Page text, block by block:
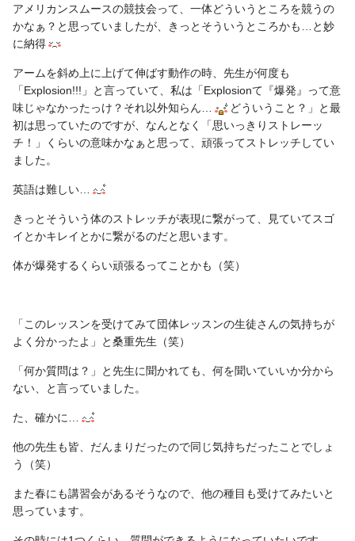
アメリカンスムースの競技会って、一体どういうところを競うの
かなぁ？と思っていましたが、きっとそういうところかも…と妙
に納得
アームを斜め上に上げて伸ばす動作の時、先生が何度も
「Explosion!!!」と言っていて、私は「Explosionて『爆発』って意
味じゃなかったっけ？それ以外知らん…
どういうこと？」と最
初は思っていたのですが、なんとなく「思いっきりストレーッ
チ！」くらいの意味かなぁと思って、頑張ってストレッチしてい
ました。
英語は難しい…
きっとそういう体のストレッチが表現に繋がって、見ていてスゴ
イとかキレイとかに繋がるのだと思います。
体が爆発するくらい頑張るってことかも（笑）
「このレッスンを受けてみて団体レッスンの生徒さんの気持ちが
よく分かったよ」と桑重先生（笑）
「何か質問は？」と先生に聞かれても、何を聞いていいか分から
ない、と言っていました。
た、確かに…
他の先生も皆、だんまりだったので同じ気持ちだったことでしょ
う（笑）
また春にも講習会があるそうなので、他の種目も受けてみたいと
思っています。